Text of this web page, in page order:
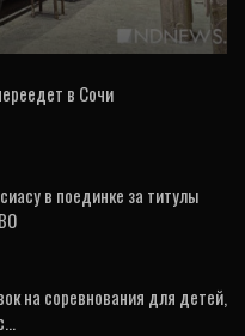
ВИДЕО)
в Сочи
в поединке за титулы
на соревнования для детей,